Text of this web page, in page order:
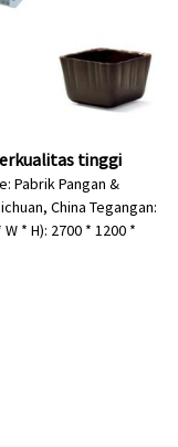
tinggi
Pabrik Pangan &
China Tegangan:
* H): 2700 * 1200 *